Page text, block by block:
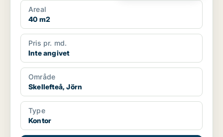
Areal
40 m2
Pris pr. md.
Inte angivet
Område
Skellefteå, Jörn
Type
Kontor